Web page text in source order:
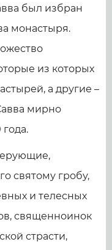
был избран
монастыря.
из которых
а другие –
мирно
святому гробу,
и телесных
священноинок
страсти,